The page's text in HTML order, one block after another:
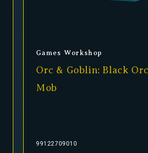
Anbieter:
Games Workshop
Orc & Goblin: Black Orc
Mob
99122709010